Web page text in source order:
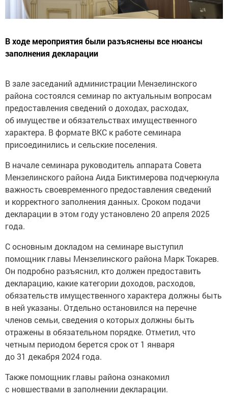
В ходе мероприятия были разъяснены все нюансы
заполнения декларации
В зале заседаний администрации Мензелинского
района состоялся семинар по актуальным вопросам
предоставления сведений о доходах, расходах,
об имуществе и обязательствах имущественного
характера. В формате ВКС к работе семинара
присоединились и сельские поселения.
В начале семинара руководитель аппарата Совета
Мензелинского района Аида Биктимерова подчеркнула
важность своевременного предоставления сведений
и корректного заполнения данных. Сроком подачи
декларации в этом году установлено 20 апреля 2025
года.
С основным докладом на семинаре выступил
помощник главы Мензелинского района Марк Токарев.
Он подробно разъяснил, кто должен предоставить
декларацию, какие категории доходов, расходов,
обязательств имущественного характера должны быть
в ней указаны. Отдельно остановился на перечне
членов семьи, сведения о которых должны быть
отражены в обязательном порядке. Отметил, что
четным периодом берется срок от 1 января
до 31 декабря 2024 года.
Также помощник главы района ознакомил
с новшествами в заполнении декларации.